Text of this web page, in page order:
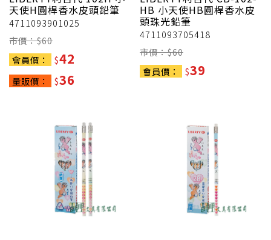
天使H圓桿香水皮頭鉛筆
4711093901025
市價：$60
會員價：
$42
量販價： $36
HB 小天使HB圓桿香水皮
頭珠光鉛筆
4711093705418
市價：$60
會員價：
$39